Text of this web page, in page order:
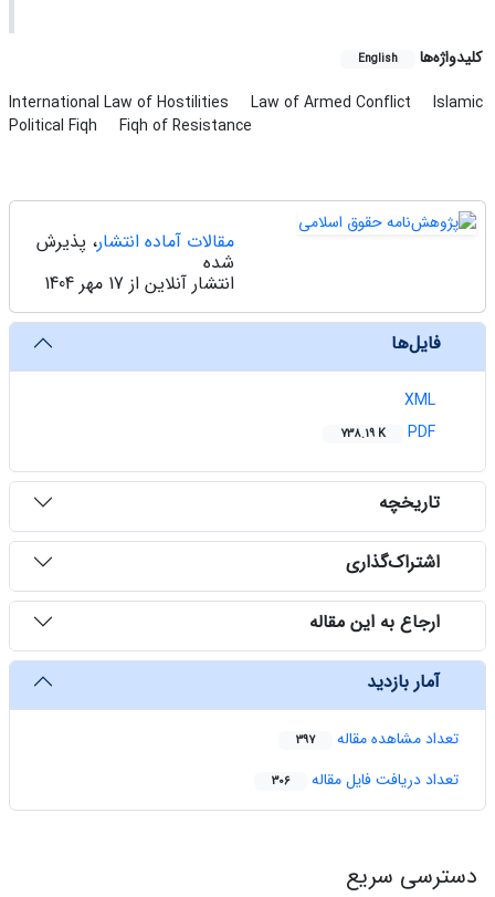
کلیدواژه‌ها English
International Law of Hostilities Law of Armed Conflict
Islamic
Political Fiqh
Fiqh of Resistance
مقالات آماده انتشار، پذیرش
شده
انتشار آنلاین از 17 مهر 1404
‌ فایل‌ها
738.19 K
‌ تاریخچه
‌ اشتراک‌گذاری
‌ ارجاع به این مقاله
‌ آمار بازدید
تعداد مشاهده مقاله 397
تعداد دریافت فایل مقاله 306
دسترسی سریع